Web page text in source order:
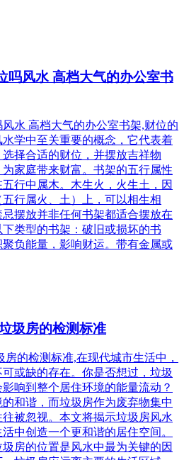
吗风水 高档大气的办公室书
水 高档大气的办公室书架,财位的
学中至关重要的概念，它代表着
择合适的财位，并摆放吉祥物
家庭带来财富。书架的五行属性
行中属木。木生火，火生土，因
行属火、土）上，可以相生相
摆放并非任何书架都适合摆放在
类型的书架：破旧或损坏的书
负能量，影响财运。带有金属或
圾房的检测标准
的检测标准,在现代城市生活中，
或缺的存在。你是否想过，垃圾
响到整个居住环境的能量流动？
和谐，而垃圾房作为废弃物集中
被忽视。本文将揭示垃圾房风水
中创造一个更和谐的居住空间。
房的位置是风水中最为关键的因